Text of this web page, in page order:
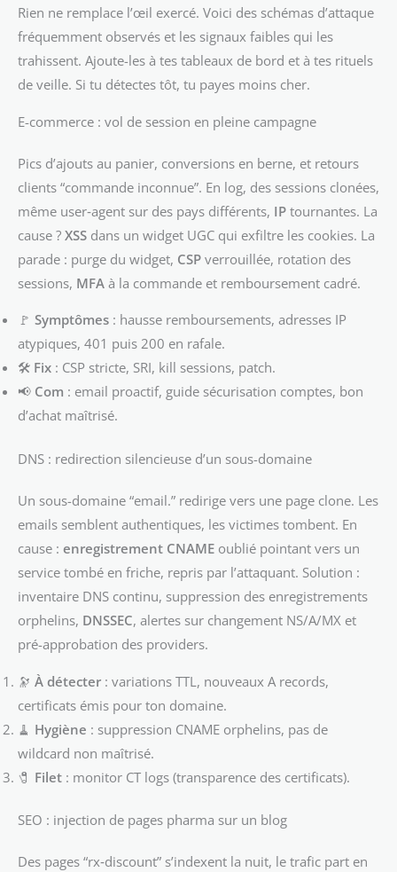
Rien ne remplace l’œil exercé. Voici des schémas d’attaque
fréquemment observés et les signaux faibles qui les
trahissent. Ajoute-les à tes tableaux de bord et à tes rituels
de veille. Si tu détectes tôt, tu payes moins cher.
E-commerce : vol de session en pleine campagne
Pics d’ajouts au panier, conversions en berne, et retours
clients “commande inconnue”. En log, des sessions clonées,
même user‑agent sur des pays différents, IP tournantes. La
cause ? XSS dans un widget UGC qui exfiltre les cookies. La
parade : purge du widget, CSP verrouillée, rotation des
sessions, MFA à la commande et remboursement cadré.
🚩 Symptômes : hausse remboursements, adresses IP
atypiques, 401 puis 200 en rafale.
🛠️ Fix : CSP stricte, SRI, kill sessions, patch.
📢 Com : email proactif, guide sécurisation comptes, bon
d’achat maîtrisé.
DNS : redirection silencieuse d’un sous-domaine
Un sous-domaine “email.” redirige vers une page clone. Les
emails semblent authentiques, les victimes tombent. En
cause : enregistrement CNAME oublié pointant vers un
service tombé en friche, repris par l’attaquant. Solution :
inventaire DNS continu, suppression des enregistrements
orphelins, DNSSEC, alertes sur changement NS/A/MX et
pré-approbation des providers.
🔭 À détecter : variations TTL, nouveaux A records,
certificats émis pour ton domaine.
🧹 Hygiène : suppression CNAME orphelins, pas de
wildcard non maîtrisé.
🧷 Filet : monitor CT logs (transparence des certificats).
SEO : injection de pages pharma sur un blog
Des pages “rx‑discount” s’indexent la nuit, le trafic part en